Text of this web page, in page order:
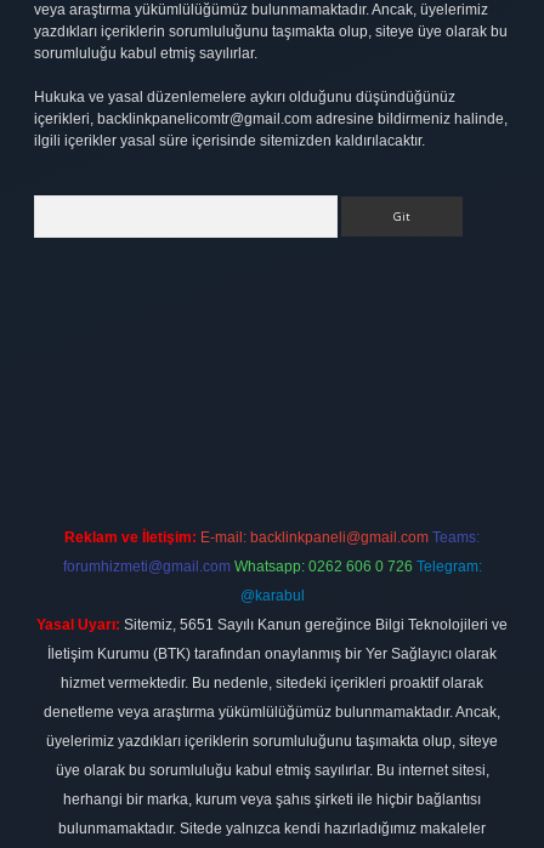
veya araştırma yükümlülüğümüz bulunmamaktadır. Ancak, üyelerimiz
yazdıkları içeriklerin sorumluluğunu taşımakta olup, siteye üye olarak bu
sorumluluğu kabul etmiş sayılırlar.
Hukuka ve yasal düzenlemelere aykırı olduğunu düşündüğünüz
içerikleri, backlinkpanelicomtr@gmail.com adresine bildirmeniz halinde,
ilgili içerikler yasal süre içerisinde sitemizden kaldırılacaktır.
Reklam ve İletişim: E-mail: backlinkpaneli@gmail.com Teams:
forumhizmeti@gmail.com Whatsapp: 0262 606 0 726 Telegram:
@karabul
Yasal Uyarı: Sitemiz, 5651 Sayılı Kanun gereğince Bilgi Teknolojileri ve
İletişim Kurumu (BTK) tarafından onaylanmış bir Yer Sağlayıcı olarak
hizmet vermektedir. Bu nedenle, sitedeki içerikleri proaktif olarak
denetleme veya araştırma yükümlülüğümüz bulunmamaktadır. Ancak,
üyelerimiz yazdıkları içeriklerin sorumluluğunu taşımakta olup, siteye
üye olarak bu sorumluluğu kabul etmiş sayılırlar. Bu internet sitesi,
herhangi bir marka, kurum veya şahıs şirketi ile hiçbir bağlantısı
bulunmamaktadır. Sitede yalnızca kendi hazırladığımız makaleler